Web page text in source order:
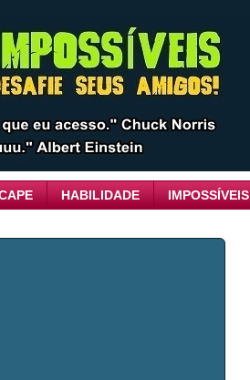
HABILIDADE IMPOSSÍVEIS